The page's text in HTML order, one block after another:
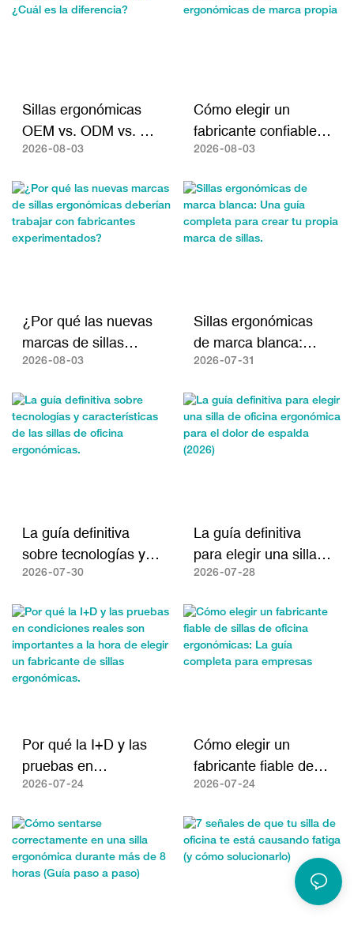
confort.
Sillas ergonómicas
OEM vs. ODM vs. de
marca blanca: ¿Cuál
2026 08 03
Cómo elegir un
fabricante confiable
de sillas ergonómicas
2026 08 03
¿Por qué las nuevas
marcas de sillas
ergonómicas
fabricantes
experimentados?
2026 08 03
Sillas ergonómicas
de marca blanca:
Una guía completa
marca de sillas.
2026 07 31
La guía definitiva
sobre tecnologías y
características de las
ergonómicas.
2026 07 30
La guía definitiva
para elegir una silla
de oficina
dolor de espalda
(2026)
2026 07 28
Por qué la I+D y las
pruebas en
condiciones reales
hora de elegir un
fabricante de sillas
ergonómicas.
2026 07 24
Cómo elegir un
fabricante fiable de
sillas de oficina
completa para
empresas
2026 07 24